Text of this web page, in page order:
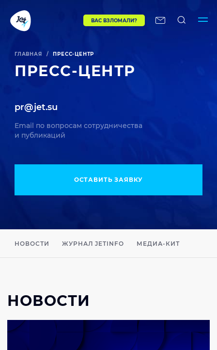
ВАС ВЗЛОМАЛИ?
ГЛАВНАЯ / ПРЕСС-ЦЕНТР
ПРЕСС-ЦЕНТР
pr@jet.su
Email по вопросам сотрудничества
и публикаций
ОСТАВИТЬ ЗАЯВКУ
НОВОСТИ ЖУРНАЛ JETINFO МЕДИА-КИТ
НОВОСТИ